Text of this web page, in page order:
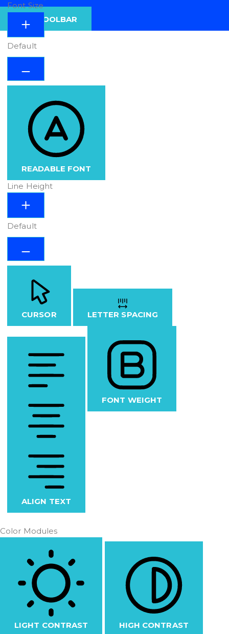
HIDE TOOLBAR
Font Size
Default
READABLE FONT
Line Height
Default
CURSOR LETTER SPACING
ALIGN TEXT
FONT WEIGHT
Color Modules
LIGHT CONTRAST HIGH CONTRAST